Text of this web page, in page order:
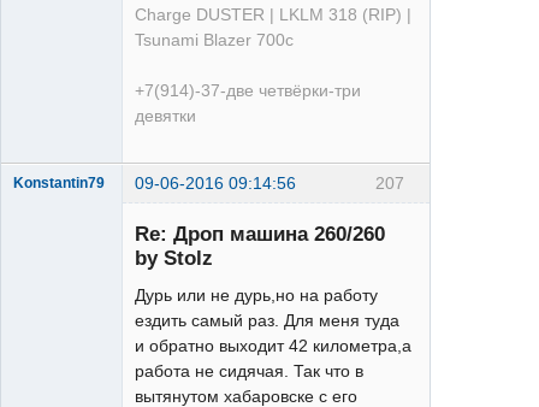
Charge DUSTER | LKLM 318 (RIP) |
Tsunami Blazer 700c
+7(914)-37-две четвёрки-три
девятки
207
Konstantin79 09-06-2016 09:14:56
Re: Дроп машина 260/260
by Stolz
Дурь или не дурь,но на работу
ездить самый раз. Для меня туда
и обратно выходит 42 километра,а
работа не сидячая. Так что в
вытянутом хабаровске с его